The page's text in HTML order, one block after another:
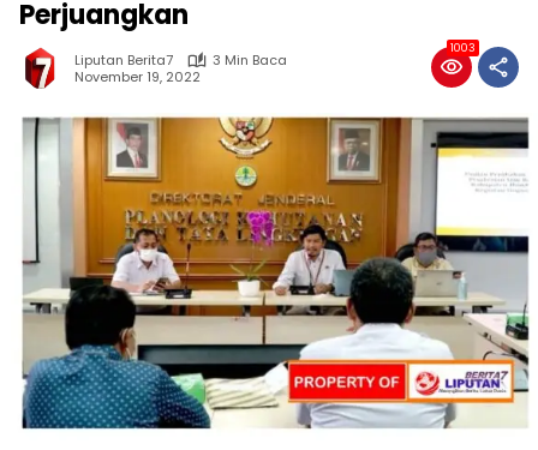
Perjuangkan
Liputan Berita7
3 Min Baca
November 19, 2022
1003